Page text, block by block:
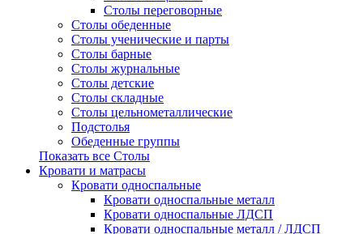
Столы переговорные
Столы обеденные
Столы ученические и парты
Столы барные
Столы журнальные
Столы детские
Столы складные
Столы цельнометаллические
Подстолья
Обеденные группы
Показать все Столы
Кровати и матрасы
Кровати односпальные
Кровати односпальные металл
Кровати односпальные ЛДСП
Кровати односпальные металл / ЛДСП